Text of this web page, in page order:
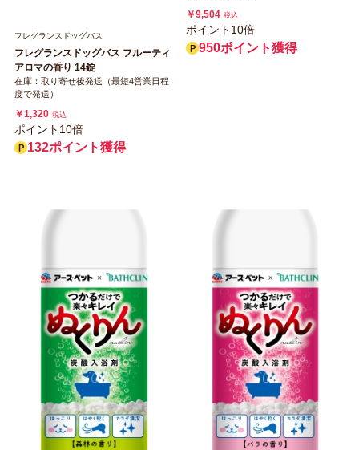
フレグランスドッグバス
フレグランスドッグバス フルーティ
アロマの香り 14錠
在庫：取り寄せ後発送（最短4営業日程
度で発送）
￥1,320 税込
ポイント10倍
132ポイント獲得
￥9,504 税込
ポイント10倍
950ポイント獲得